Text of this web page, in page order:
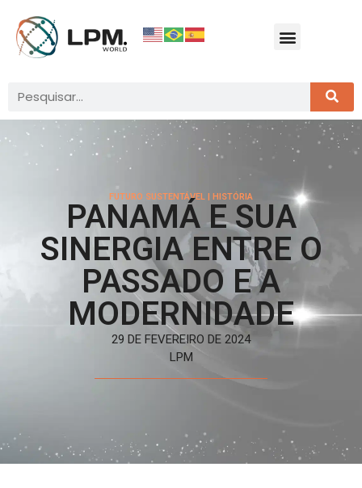
FUTURO SUSTENTÁVEL | HISTÓRIA
PANAMÁ E SUA
SINERGIA ENTRE O
PASSADO E A
MODERNIDADE
29 DE FEVEREIRO DE 2024
LPM